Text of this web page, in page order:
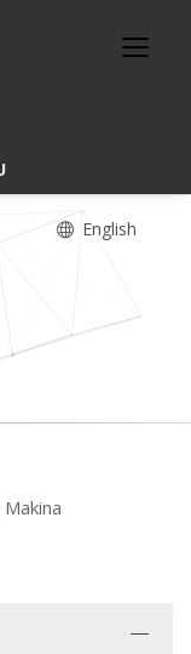
English